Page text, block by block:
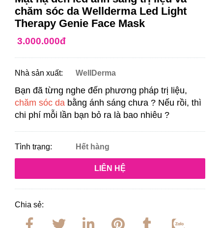
chăm sóc da Wellderma Led Light
Therapy Genie Face Mask
3.000.000đ
Nhà sản xuất: WellDerma
Bạn đã từng nghe đến phương pháp trị liệu,
chăm sóc da bằng ánh sáng chưa ? Nếu rồi, thì
chi phí mỗi lần bạn bỏ ra là bao nhiêu ?
Tình trạng: Hết hàng
LIÊN HỆ
Chia sẻ: